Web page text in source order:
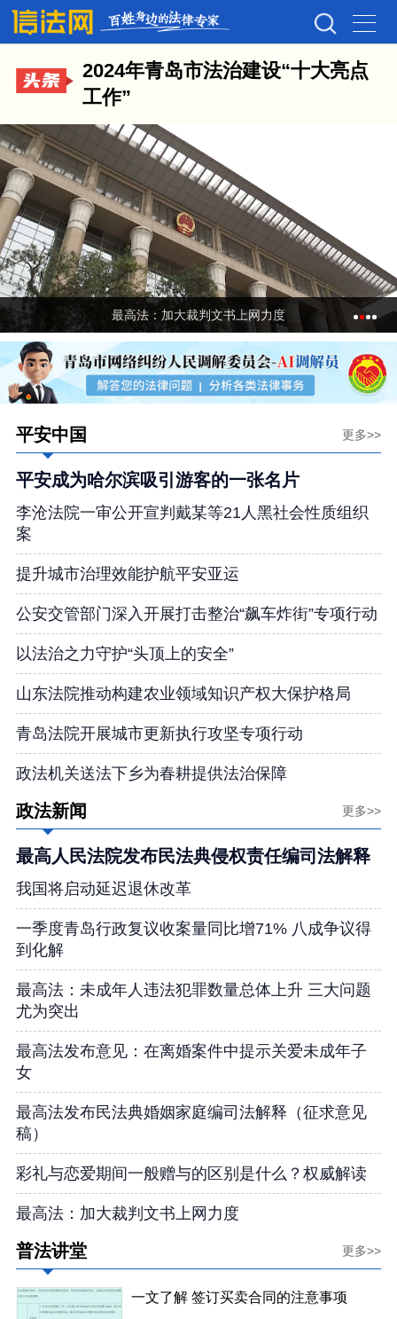
2024年青岛市法治建设“十大亮点
工作”
最高法：加大裁判文书上网力度
平安中国 更多>>
平安成为哈尔滨吸引游客的一张名片
李沧法院一审公开宣判戴某等21人黑社会性质组织
案
提升城市治理效能护航平安亚运
公安交管部门深入开展打击整治“飙车炸街”专项行动
以法治之力守护“头顶上的安全”
山东法院推动构建农业领域知识产权大保护格局
青岛法院开展城市更新执行攻坚专项行动
政法机关送法下乡为春耕提供法治保障
政法新闻 更多>>
最高人民法院发布民法典侵权责任编司法解释
我国将启动延迟退休改革
一季度青岛行政复议收案量同比增71% 八成争议得
到化解
最高法：未成年人违法犯罪数量总体上升 三大问题
尤为突出
最高法发布意见：在离婚案件中提示关爱未成年子
女
最高法发布民法典婚姻家庭编司法解释（征求意见
稿）
彩礼与恋爱期间一般赠与的区别是什么？权威解读
最高法：加大裁判文书上网力度
普法讲堂 更多>>
一文了解 签订买卖合同的注意事项